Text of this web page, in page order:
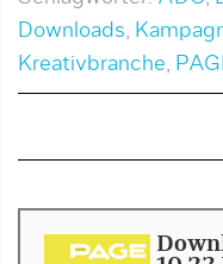
Downloads,
Kreativbranche,